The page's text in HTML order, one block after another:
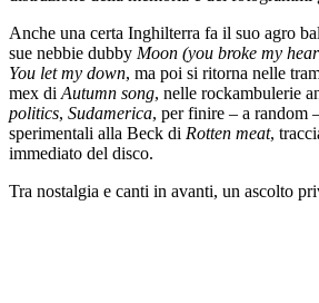
Anche una certa Inghilterra fa il suo agro
sue nebbie dubby Moon (you broke my
You let my down, ma poi si ritorna nelle
mex di Autumn song, nelle rockambulerie
politics, Sudamerica, per finire – a random
sperimentali alla Beck di Rotten meat,
immediato del disco.
Tra nostalgia e canti in avanti, un ascolto